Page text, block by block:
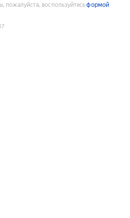
пожалуйста, воспользуйтесьформой